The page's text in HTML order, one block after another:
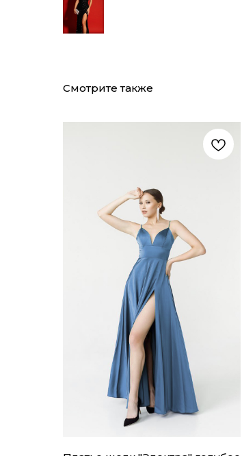
Смотрите также